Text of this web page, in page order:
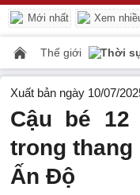
Mới nhất Xem
Thế giới Thời
Xuất bản ngày 10/07/
Cậu bé
trong thang
Ấn Độ